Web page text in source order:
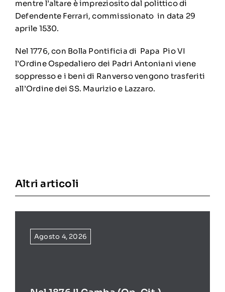
mentre l’altare è impreziosito dal polittico di
Defendente Ferrari, commissionato in data 29
aprile 1530.
Nel 1776, con Bolla Pontificia di Papa Pio VI
l’Ordine Ospedaliero dei Padri Antoniani viene
soppresso e i beni di Ranverso vengono trasferiti
all’Ordine dei SS. Maurizio e Lazzaro.
Altri articoli
Agosto 4, 2026